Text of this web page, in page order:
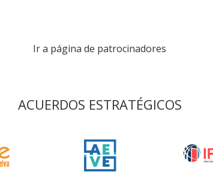
Ir a página de patrocinadores
ACUERDOS ESTRATÉGICOS